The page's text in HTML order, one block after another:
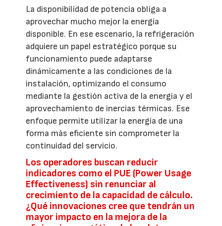
La disponibilidad de potencia obliga a
aprovechar mucho mejor la energía
disponible. En ese escenario, la refrigeración
adquiere un papel estratégico porque su
funcionamiento puede adaptarse
dinámicamente a las condiciones de la
instalación, optimizando el consumo
mediante la gestión activa de la energía y el
aprovechamiento de inercias térmicas. Ese
enfoque permite utilizar la energía de una
forma más eficiente sin comprometer la
continuidad del servicio.
Los operadores buscan reducir
indicadores como el PUE (Power Usage
Effectiveness) sin renunciar al
crecimiento de la capacidad de cálculo.
¿Qué innovaciones cree que tendrán un
mayor impacto en la mejora de la